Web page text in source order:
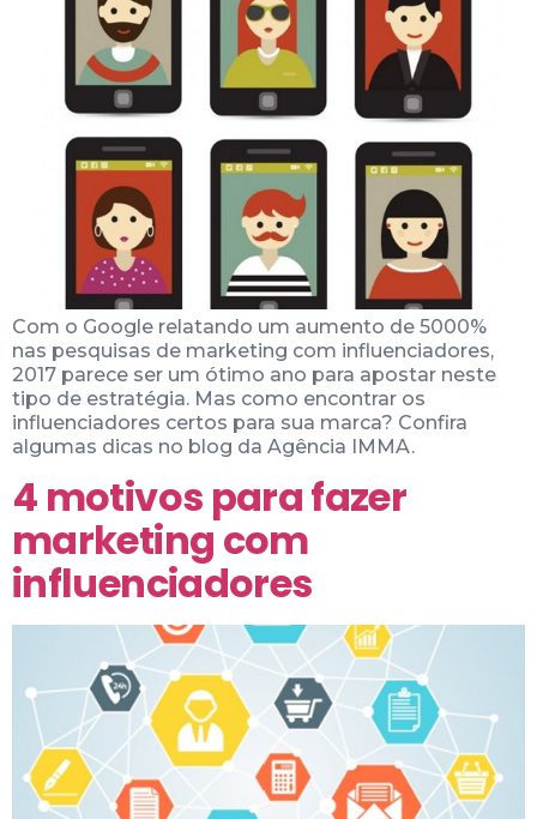
Com o Google relatando um aumento de 5000%
nas pesquisas de marketing com influenciadores,
2017 parece ser um ótimo ano para apostar neste
tipo de estratégia. Mas como encontrar os
influenciadores certos para sua marca? Confira
algumas dicas no blog da Agência IMMA.
4 motivos para fazer
marketing com
influenciadores